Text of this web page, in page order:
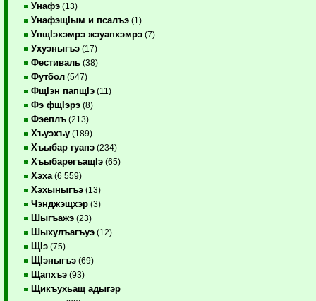
Унафэ (13)
УнафэщIым и псалъэ (1)
УпщIэхэмрэ жэуапхэмрэ (7)
Ухуэныгъэ (17)
Фестиваль (38)
Футбол (547)
ФщIэн папщIэ (11)
Фэ фщIэрэ (8)
Фэеплъ (213)
Хъуэхъу (189)
Хъыбар гуапэ (234)
ХъыбарегъащIэ (65)
Хэха (6 559)
Хэхыныгъэ (13)
Чэнджэщхэр (3)
Шыгъажэ (23)
Шыхулъагъуэ (12)
ЩIэ (75)
ЩIэныгъэ (69)
Щапхъэ (93)
Щикъухьащ адыгэр